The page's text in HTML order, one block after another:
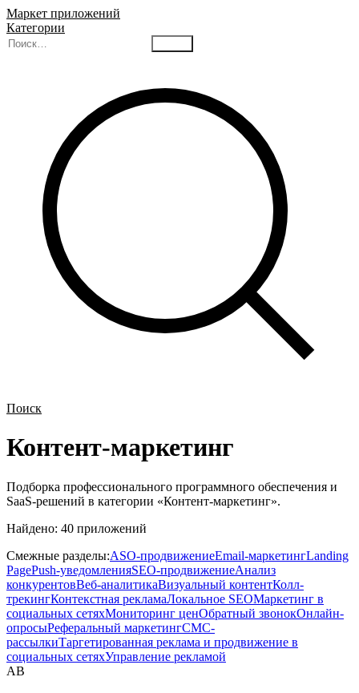
Маркет приложений
Категории
Поиск
Контент-маркетинг
Подборка профессионального программного обеспечения и
SaaS-решений в категории «Контент-маркетинг».
Найдено: 40 приложений
Смежные разделы:ASO-продвижениеEmail-маркетингLanding
PagePush-уведомленияSEO-продвижениеАнализ
конкурентовВеб-аналитикаВизуальный контентКолл-
трекингКонтекстная рекламаЛокальное SEOМаркетинг в
социальных сетяхМониторинг ценОбратный звонокОнлайн-
опросыРеферальный маркетингСМС-
рассылкиТаргетированная реклама и продвижение в
социальных сетяхУправление рекламой
AB